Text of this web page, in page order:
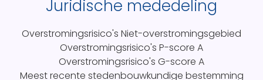
Juridische mededeling
Overstromingsrisico's Niet-overstromingsgebied
Overstromingsrisico's P-score A
Overstromingsrisico's G-score A
Meest recente stedenbouwkundige bestemming